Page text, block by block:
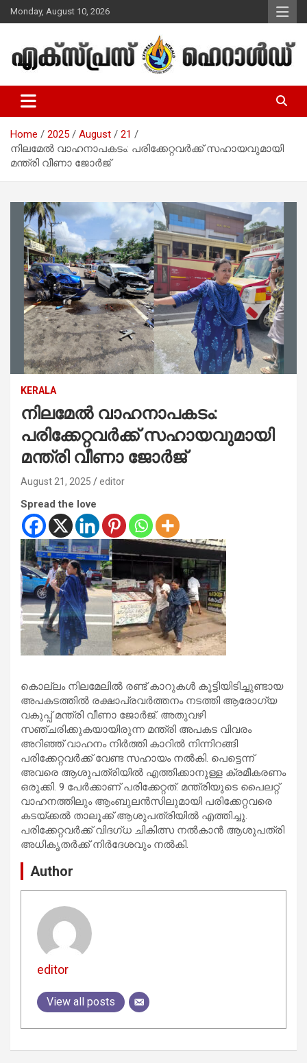
Skip
to
Monday, August 10, 2026
Express Herald – Malayalam
Christian News
Home 2025 August
21
നിലമേല്‍ വാഹനാപകടം: പരിക്കേറ്റവര്‍ക്ക് സഹായവുമായി
മന്ത്രി വീണാ ജോര്‍ജ്
KERALA
നിലമേല്‍ വാഹനാപകടം:
പരിക്കേറ്റവര്‍ക്ക് സഹായവുമായി
മന്ത്രി വീണാ ജോര്‍ജ്
August 21, 2025 editor
Spread the love
കൊല്ലം നിലമേലില്‍ രണ്ട് കാറുകള്‍ കൂട്ടിയിടിച്ചുണ്ടായ
അപകടത്തില്‍ രക്ഷാപ്രവര്‍ത്തനം നടത്തി ആരോഗ്യ
വകുപ്പ് മന്ത്രി വീണാ ജോര്‍ജ്. അതുവഴി
സഞ്ചരിക്കുകയായിരുന്ന മന്ത്രി അപകട വിവരം
അറിഞ്ഞ് വാഹനം നിര്‍ത്തി കാറില്‍ നിന്നിറങ്ങി
പരിക്കേറ്റവര്‍ക്ക് വേണ്ട സഹായം നല്‍കി. പെട്ടെന്ന്
അവരെ ആശുപത്രിയില്‍ എത്തിക്കാനുള്ള ക്രമീകരണം
ഒരുക്കി. 9 പേര്‍ക്കാണ് പരിക്കേറ്റത്. മന്ത്രിയുടെ പൈലറ്റ്
വാഹനത്തിലും ആംബുലന്‍സിലുമായി പരിക്കേറ്റവരെ
കടയ്ക്കല്‍ താലൂക്ക് ആശുപത്രിയില്‍ എത്തിച്ചു.
പരിക്കേറ്റവര്‍ക്ക് വിദഗ്ധ ചികിത്സ നല്‍കാന്‍ ആശുപത്രി
അധികൃതര്‍ക്ക് നിര്‍ദേശവും നല്‍കി.
Author
editor
View all posts